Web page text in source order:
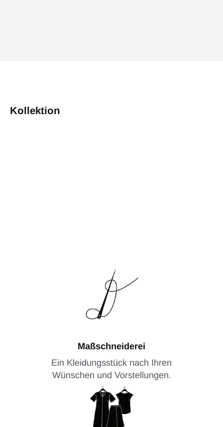
Kollektion
Maßschneiderei
Ein Kleidungsstück nach Ihren
Wünschen und Vorstellungen.